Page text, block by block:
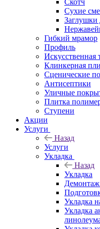
Сухие
Заглушки
Гибкий мрамор
Профиль
Искусственная
Клинкерная
Сценические
Антисептики
Уличные
Плитка
Ступени
Акции
Услуги
Назад
Услуги
Укладка
Назад
Укладка
Укладка
Укладка